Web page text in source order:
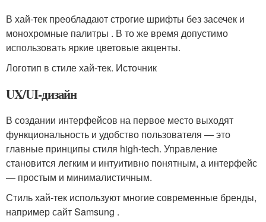
В хай-тек преобладают строгие шрифты без засечек и
монохромные палитры . В то же время допустимо
использовать яркие цветовые акценты.
Логотип в стиле хай-тек. Источник
UX/UI-дизайн
В создании интерфейсов на первое место выходят
функциональность и удобство пользователя — это
главные принципы стиля high-tech. Управление
становится легким и интуитивно понятным, а интерфейс
— простым и минималистичным.
Стиль хай-тек используют многие современные бренды,
например сайт Samsung .